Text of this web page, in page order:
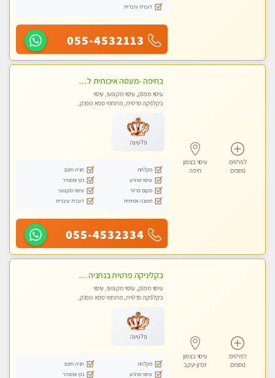
דוברת עיברית
055-4532113
לפרטים
נוספים
עיסוי בצפון
חיפה
בחיפה -מעסה איכותית לעיסוי טנטרה מקצועי ומרגיעה - WHATSAPP ONLY
עיסוי מפנק, עיסוי מקצועי, עיסוי
בקלניקה פרטית, מתחמי ספא מפנק,
פלטינה
מקלחת
חניה חינם
עיסוי מרגיע
נקי ומסודר
מקום פרטי
עיסוי מקצועי
תמונה אמיתית
דוברת עיברית
055-4532334
לפרטים
נוספים
עיסוי בצפון
זכרון יעקב
בקליניקה פרטית בנתניה עיסוי לחידוש אנרגיות עיסוי חלומי מומלץ מאוד ללא מין! highly recommended new in the city
עיסוי מפנק, עיסוי מקצועי, עיסוי
בקלניקה פרטית, מתחמי ספא מפנק,
פלטינה
מקלחת
חניה חינם
עיסוי מרגיע
נקי ומסודר